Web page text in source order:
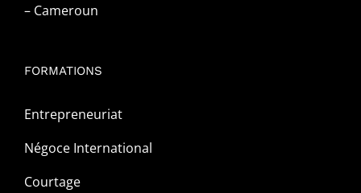
– Cameroun
FORMATIONS
Entrepreneuriat
Négoce International
Courtage